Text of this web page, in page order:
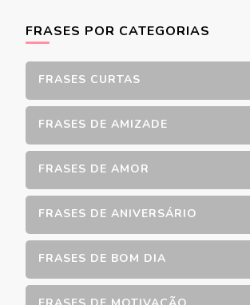
FRASES POR CATEGORIAS
FRASES CURTAS
FRASES DE AMIZADE
FRASES DE AMOR
FRASES DE ANIVERSÁRIO
FRASES DE BOM DIA